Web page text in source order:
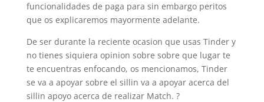
funcionalidades de paga para sin embargo peritos
que os explicaremos mayormente adelante.
De ser durante la reciente ocasion que usas Tinder y
no tienes siquiera opinion sobre sobre que lugar te
te encuentras enfocando, os mencionamos, Tinder
se va a apoyar sobre el silli­n va a apoyar acerca del
silli­n apoyo acerca de realizar Match. ?